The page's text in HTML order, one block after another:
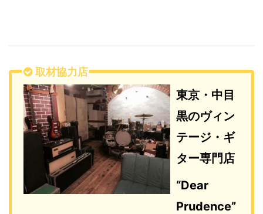
取材協力店
東京・中目
黒のヴィン
テージ・ギ
ター専門店
“Dear
Prudence”